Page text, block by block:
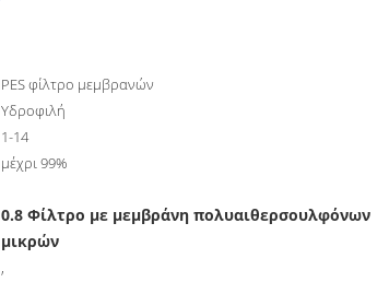
PES φίλτρο μεμβρανών
Υδροφιλή
1-14
μέχρι 99%
0.8 Φίλτρο με μεμβράνη πολυαιθερσουλφόνων
μικρών
,